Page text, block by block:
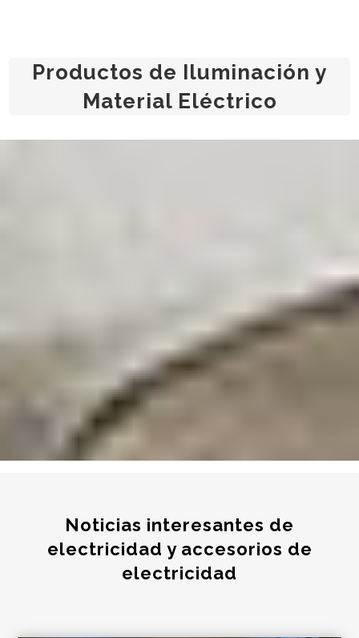
Productos de Iluminación y
Material Eléctrico
Noticias interesantes de
electricidad y accesorios de
electricidad